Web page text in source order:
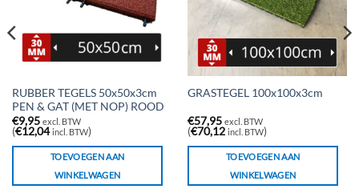
RUBBER TEGELS 50x50x3cm
PEN & GAT (MET NOP) ROOD
€9,95 excl. BTW
(€12,04 incl. BTW)
TOEVOEGEN AAN
WINKELWAGEN
GRASTEGEL 100x100x3cm
€57,95 excl. BTW
(€70,12 incl. BTW)
TOEVOEGEN AAN
WINKELWAGEN